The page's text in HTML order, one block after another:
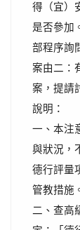
得（宜）
是否參加
部程序詢
案由二：
案，提請
說明：
一、本注
與狀況，
德行評量
管教措施
二、查高